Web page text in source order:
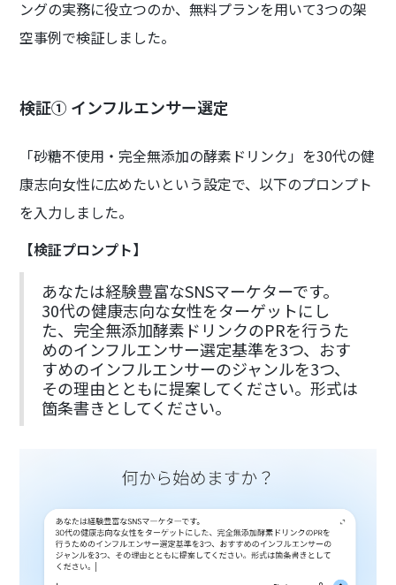
ングの実務に役立つのか、無料プランを用いて3つの架
空事例で検証しました。
検証① インフルエンサー選定
「砂糖不使用・完全無添加の酵素ドリンク」を30代の健
康志向女性に広めたいという設定で、以下のプロンプト
を入力しました。
【検証プロンプト】
あなたは経験豊富なSNSマーケターです。
30代の健康志向な女性をターゲットにし
た、完全無添加酵素ドリンクのPRを行うた
めのインフルエンサー選定基準を3つ、おす
すめのインフルエンサーのジャンルを3つ、
その理由とともに提案してください。形式は
箇条書きとしてください。